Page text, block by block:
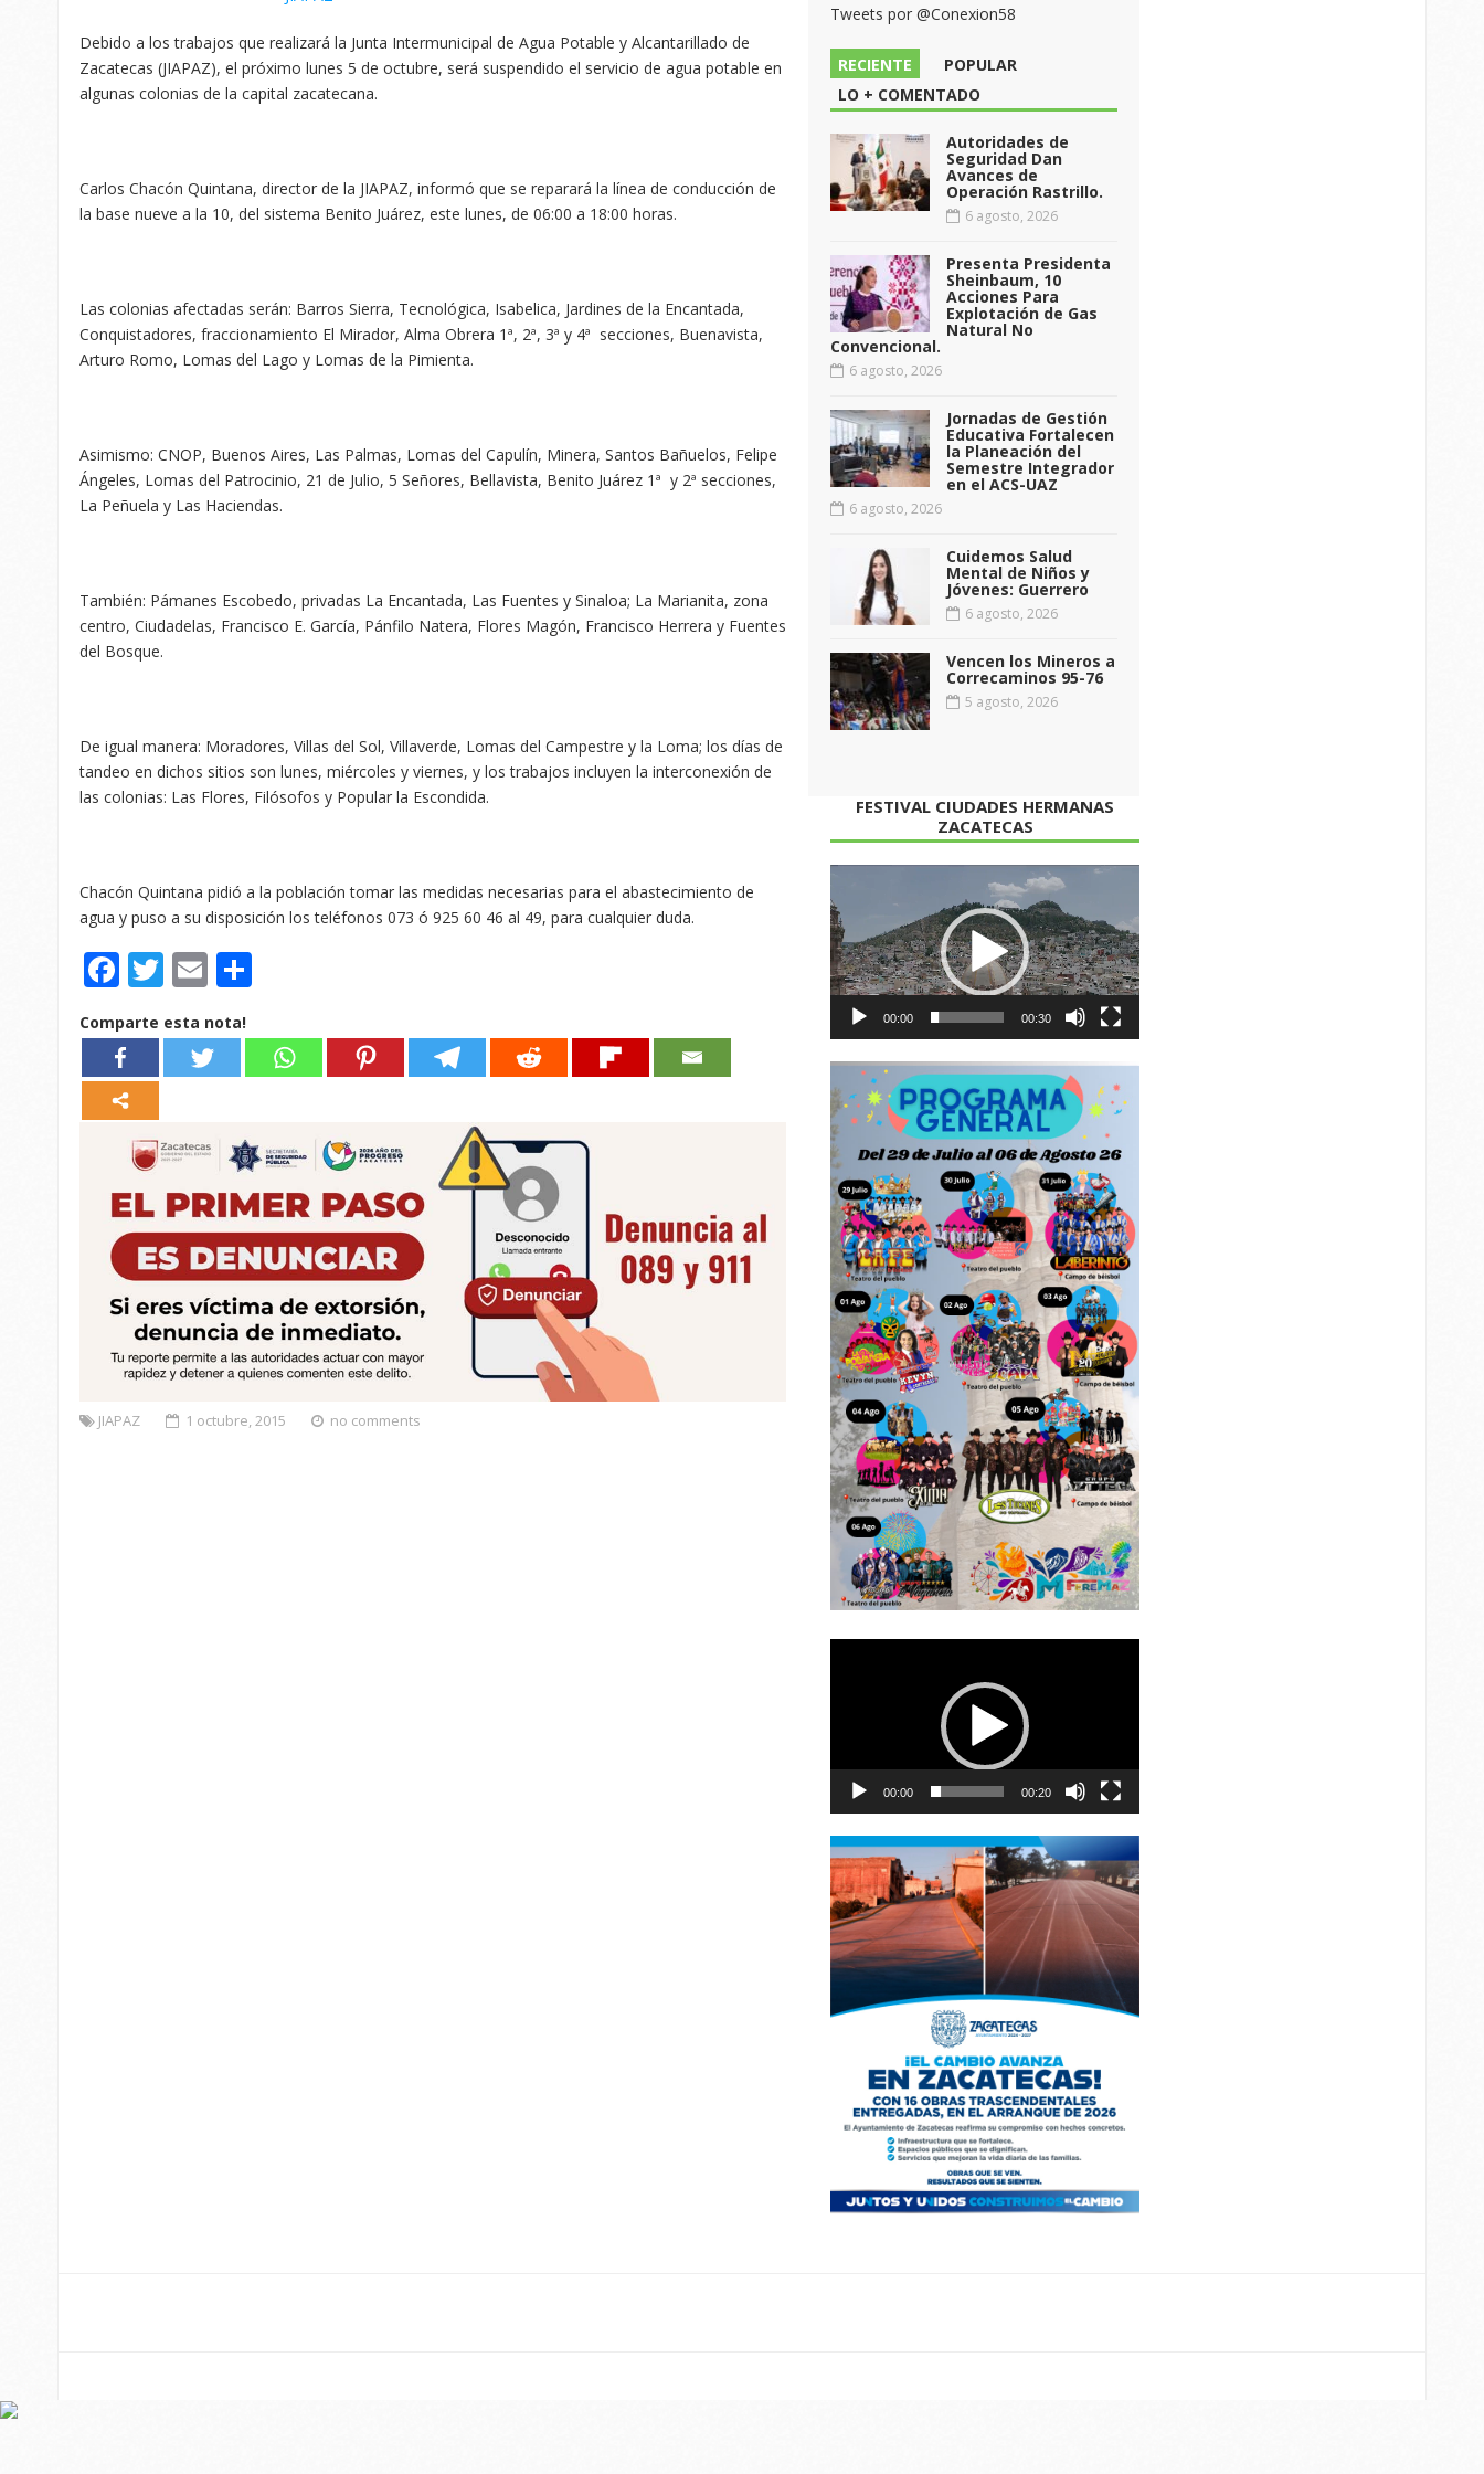
Debido a los trabajos que realizará la Junta Intermunicipal de Agua Potable y Alcantarillado de
Zacatecas (JIAPAZ), el próximo lunes 5 de octubre, será suspendido el servicio de agua potable en
algunas colonias de la capital zacatecana.
Carlos Chacón Quintana, director de la JIAPAZ, informó que se reparará la línea de conducción de
la base nueve a la 10, del sistema Benito Juárez, este lunes, de 06:00 a 18:00 horas.
Las colonias afectadas serán: Barros Sierra, Tecnológica, Isabelica, Jardines de la Encantada,
Conquistadores, fraccionamiento El Mirador, Alma Obrera 1ª, 2ª, 3ª y 4ª secciones, Buenavista,
Arturo Romo, Lomas del Lago y Lomas de la Pimienta.
Asimismo: CNOP, Buenos Aires, Las Palmas, Lomas del Capulín, Minera, Santos Bañuelos, Felipe
Ángeles, Lomas del Patrocinio, 21 de Julio, 5 Señores, Bellavista, Benito Juárez 1ª y 2ª secciones,
La Peñuela y Las Haciendas.
También: Pámanes Escobedo, privadas La Encantada, Las Fuentes y Sinaloa; La Marianita, zona
centro, Ciudadelas, Francisco E. García, Pánfilo Natera, Flores Magón, Francisco Herrera y Fuentes
del Bosque.
De igual manera: Moradores, Villas del Sol, Villaverde, Lomas del Campestre y la Loma; los días de
tandeo en dichos sitios son lunes, miércoles y viernes, y los trabajos incluyen la interconexión de
las colonias: Las Flores, Filósofos y Popular la Escondida.
Chacón Quintana pidió a la población tomar las medidas necesarias para el abastecimiento de
agua y puso a su disposición los teléfonos 073 ó 925 60 46 al 49, para cualquier duda.
Facebook
Twitter
Email
Comparte esta nota!
JIAPAZ 1 octubre, 2015 no comments
Tweets por @Conexion58
RECIENTE
POPULAR
LO + COMENTADO
Autoridades de
Seguridad Dan
Avances de
Operación Rastrillo.
6 agosto, 2026
Presenta Presidenta
Sheinbaum, 10
Acciones Para
Explotación de Gas
Natural No
Convencional.
6 agosto, 2026
Jornadas de Gestión
Educativa Fortalecen
la Planeación del
Semestre Integrador
en el ACS-UAZ
6 agosto, 2026
Cuidemos Salud
Mental de Niños y
Jóvenes: Guerrero
6 agosto, 2026
Vencen los Mineros a
Correcaminos 95-76
5 agosto, 2026
FESTIVAL CIUDADES HERMANAS
ZACATECAS
de
vídeo
00:00 00:30
00:00 00:20